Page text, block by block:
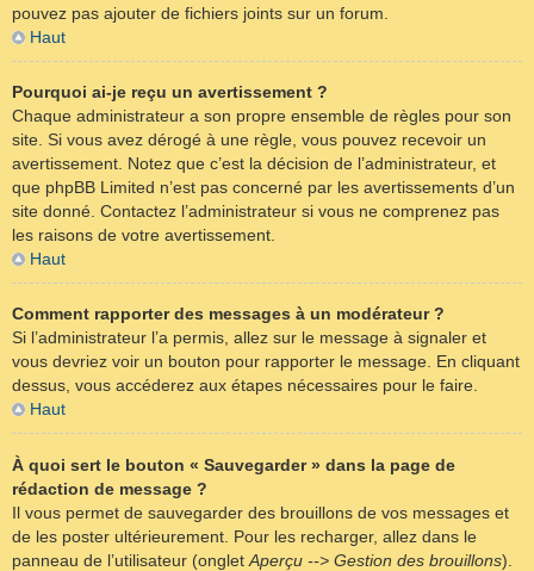
pouvez pas ajouter de fichiers joints sur un forum.
Haut
Pourquoi ai-je reçu un avertissement ?
Chaque administrateur a son propre ensemble de règles pour son
site. Si vous avez dérogé à une règle, vous pouvez recevoir un
avertissement. Notez que c’est la décision de l’administrateur, et
que phpBB Limited n’est pas concerné par les avertissements d’un
site donné. Contactez l’administrateur si vous ne comprenez pas
les raisons de votre avertissement.
Haut
Comment rapporter des messages à un modérateur ?
Si l’administrateur l’a permis, allez sur le message à signaler et
vous devriez voir un bouton pour rapporter le message. En cliquant
dessus, vous accéderez aux étapes nécessaires pour le faire.
Haut
À quoi sert le bouton « Sauvegarder » dans la page de
rédaction de message ?
Il vous permet de sauvegarder des brouillons de vos messages et
de les poster ultérieurement. Pour les recharger, allez dans le
panneau de l’utilisateur (onglet Aperçu --> Gestion des brouillons).